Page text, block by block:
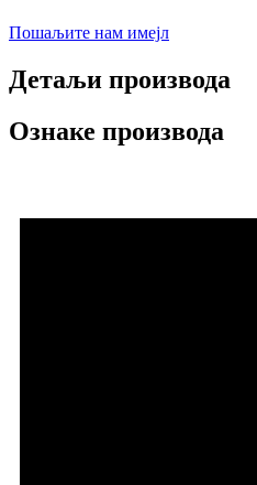
Пошаљите нам имејл
Детаљи производа
Ознаке производа